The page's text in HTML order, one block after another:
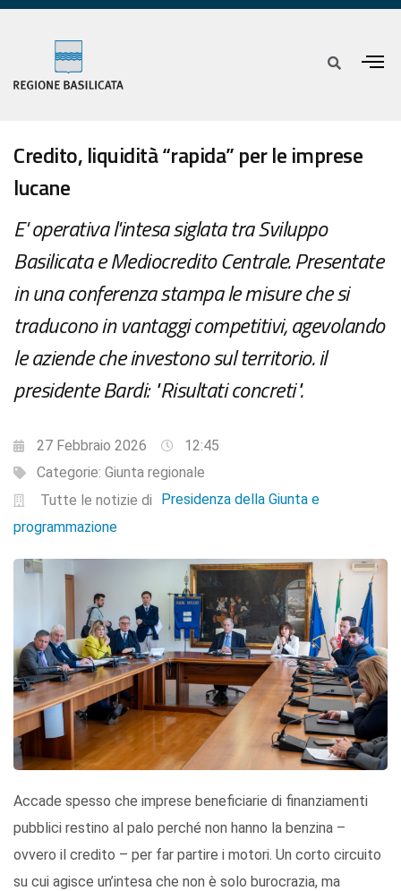
Credito, liquidità “rapida” per le imprese
lucane
E' operativa l'intesa siglata tra Sviluppo
Basilicata e Mediocredito Centrale. Presentate
in una conferenza stampa le misure che si
traducono in vantaggi competitivi, agevolando
le aziende che investono sul territorio. il
presidente Bardi: "Risultati concreti".
27 Febbraio 2026
12:45
Categorie: Giunta regionale
Tutte le notizie di
Presidenza della Giunta e
programmazione
Accade spesso che imprese beneficiarie di finanziamenti
pubblici restino al palo perché non hanno la benzina –
ovvero il credito – per far partire i motori. Un corto circuito
su cui agisce un’intesa che non è solo burocrazia, ma